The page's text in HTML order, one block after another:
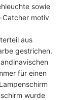
sowie
Catcher motiv
aus
gestrichen.
für einen
wurde